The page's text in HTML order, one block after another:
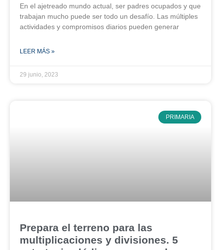
En el ajetreado mundo actual, ser padres ocupados y que
trabajan mucho puede ser todo un desafío. Las múltiples
actividades y compromisos diarios pueden generar
LEER MÁS »
29 junio, 2023
PRIMARIA
Prepara el terreno para las
multiplicaciones y divisiones. 5